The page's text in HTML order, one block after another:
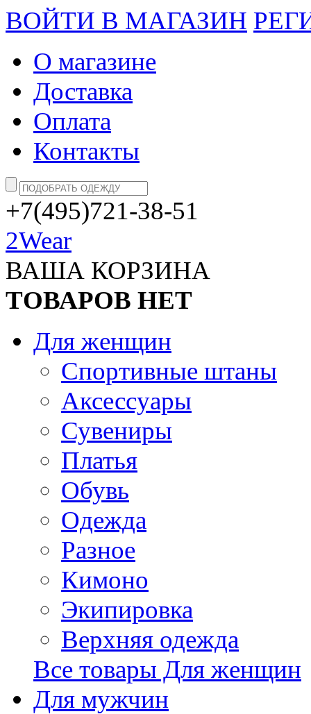
ВОЙТИ В МАГАЗИН
О магазине
Доставка
Оплата
Контакты
+7(495)721-38-51
2Wear
ВАША КОРЗИНА
ТОВАРОВ НЕТ
Для женщин
Спортивные штаны
Аксессуары
Сувениры
Платья
Обувь
Одежда
Разное
Кимоно
Экипировка
Верхняя одежда
Все товары Для женщин
Для мужчин